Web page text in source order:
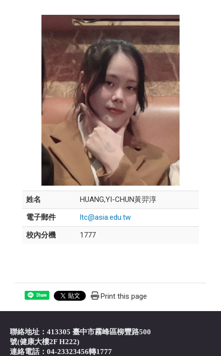
姓名
HUANG,YI-CHUN黃羿淳
電子郵件
ltc@asia.edu.tw
校內分機
1777
Share Print this page
聯絡地址：413305 臺中市霧峰區柳豐路500
號(健康大樓2F H222)
連絡電話：04-23323456轉1777